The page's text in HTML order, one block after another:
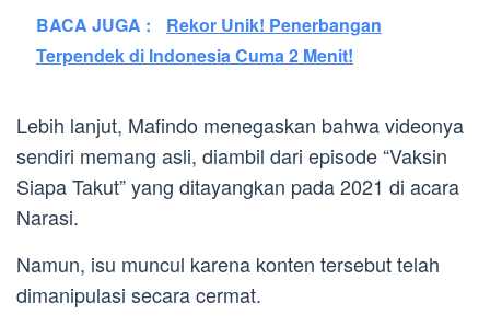
BACA JUGA :
Rekor Unik! Penerbangan
Terpendek di Indonesia Cuma 2 Menit!
Lebih lanjut, Mafindo menegaskan bahwa videonya
sendiri memang asli, diambil dari episode “Vaksin
Siapa Takut” yang ditayangkan pada 2021 di acara
Narasi.
Namun, isu muncul karena konten tersebut telah
dimanipulasi secara cermat.